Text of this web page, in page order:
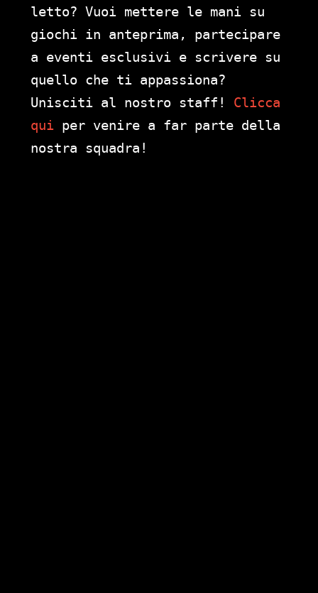
letto? Vuoi mettere le mani su
giochi in anteprima, partecipare
a eventi esclusivi e scrivere su
quello che ti appassiona?
Unisciti al nostro staff! Clicca
qui per venire a far parte della
nostra squadra!